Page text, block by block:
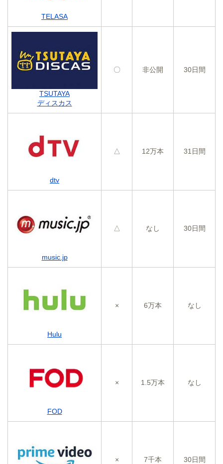
TELASA
TSUTAYA
ディスカス
〇 非公開 30日間
dtv
△ 12万本 31日間
music.jp
△ なし 30日間
Hulu
× 6万本 なし
FOD
× 1.5万本 なし
× 7千本 30日間